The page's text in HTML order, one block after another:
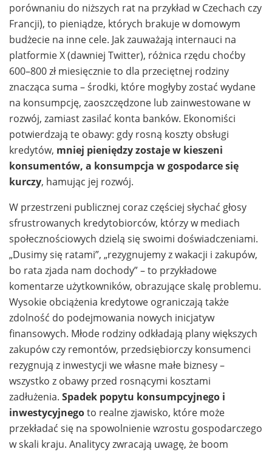
porównaniu do niższych rat na przykład w Czechach czy
Francji), to pieniądze, których brakuje w domowym
budżecie na inne cele. Jak zauważają internauci na
platformie X (dawniej Twitter), różnica rzędu choćby
600–800 zł miesięcznie to dla przeciętnej rodziny
znacząca suma – środki, które mogłyby zostać wydane
na konsumpcję, zaoszczędzone lub zainwestowane w
rozwój, zamiast zasilać konta banków. Ekonomiści
potwierdzają te obawy: gdy rosną koszty obsługi
kredytów, mniej pieniędzy zostaje w kieszeni
konsumentów, a konsumpcja w gospodarce się
kurczy, hamując jej rozwój.
W przestrzeni publicznej coraz częściej słychać głosy
sfrustrowanych kredytobiorców, którzy w mediach
społecznościowych dzielą się swoimi doświadczeniami.
„Dusimy się ratami”, „rezygnujemy z wakacji i zakupów,
bo rata zjada nam dochody” – to przykładowe
komentarze użytkowników, obrazujące skalę problemu.
Wysokie obciążenia kredytowe ograniczają także
zdolność do podejmowania nowych inicjatyw
finansowych. Młode rodziny odkładają plany większych
zakupów czy remontów, przedsiębiorczy konsumenci
rezygnują z inwestycji we własne małe biznesy –
wszystko z obawy przed rosnącymi kosztami
zadłużenia. Spadek popytu konsumpcyjnego i
inwestycyjnegoto realne zjawisko, które może
przekładać się na spowolnienie wzrostu gospodarczego
w skali kraju. Analitycy zwracają uwagę, że boom